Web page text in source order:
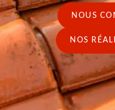
NOUS
NOS